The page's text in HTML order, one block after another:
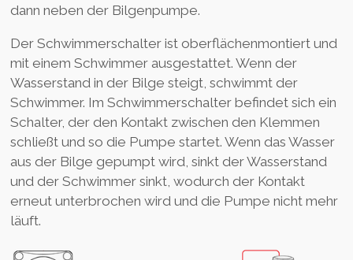
dann neben der Bilgenpumpe.
Der Schwimmerschalter ist oberflächenmontiert und
mit einem Schwimmer ausgestattet. Wenn der
Wasserstand in der Bilge steigt, schwimmt der
Schwimmer. Im Schwimmerschalter befindet sich ein
Schalter, der den Kontakt zwischen den Klemmen
schließt und so die Pumpe startet. Wenn das Wasser
aus der Bilge gepumpt wird, sinkt der Wasserstand
und der Schwimmer sinkt, wodurch der Kontakt
erneut unterbrochen wird und die Pumpe nicht mehr
läuft.